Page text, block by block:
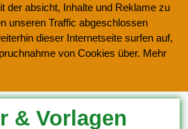
der absicht, Inhalte und Reklame zu
unseren Traffic abgeschlossen
dieser Internetseite surfen auf,
von Cookies über. Mehr
& Vorlagen